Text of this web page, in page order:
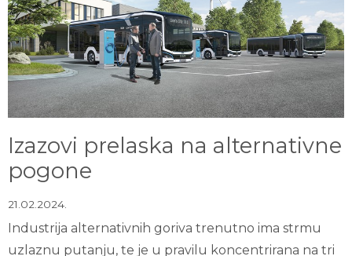
Izazovi prelaska na alternativne
pogone
21.02.2024.
Industrija alternativnih goriva trenutno ima strmu
uzlaznu putanju, te je u pravilu koncentrirana na tri